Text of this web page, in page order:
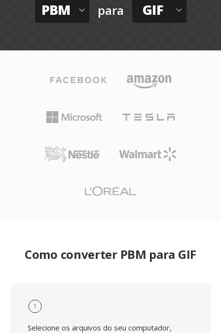
PBM para GIF
Como converter PBM para GIF
1
Selecione os arquivos do seu computador,